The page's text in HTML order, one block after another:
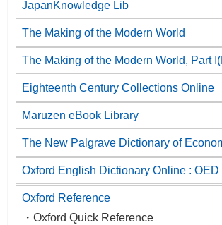
JapanKnowledge Lib
The Making of the Modern World
The Making of the Modern World, Part
Eighteenth Century Collections Online
Maruzen eBook Library
The New Palgrave Dictionary of
Oxford English Dictionary Online :
Oxford Reference
・Oxford Quick Reference